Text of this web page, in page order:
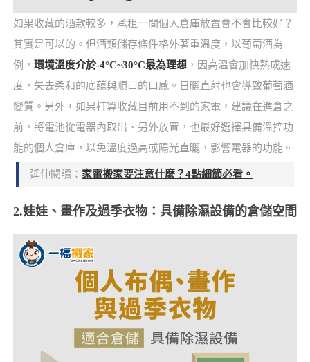
如果收藏的酒款較多，承租一間個人倉庫放置會不會比較好？
其實是可以的。但酒類儲存條件格外著重溫度，以葡萄酒為
例， 環境溫度介於-4°C~30°C最為理想，因高溫會加快熟成速
度，失去柔和的底蘊與順口的口感。日曬直射也會導致葡萄酒
變質。另外，如果打算收藏目前用不到的家電，建議在進倉之
前，將電池從電器內取出、另外放置，也最好選擇具備溫控功
能的個人倉庫，以免溫度過高或陽光直曬，影響電器的功能。
延伸閱讀： 家電搬家要注意什麼？4點細節必看。
2.娃娃、畫作及過季衣物：具備除濕設備的倉儲空間